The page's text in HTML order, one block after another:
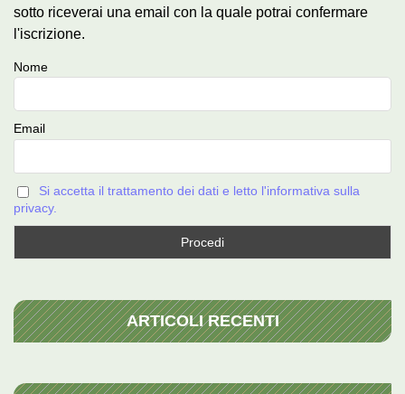
sotto riceverai una email con la quale potrai confermare
l'iscrizione.
Nome
Email
Si accetta il trattamento dei dati e letto l'informativa sulla
privacy.
ARTICOLI RECENTI